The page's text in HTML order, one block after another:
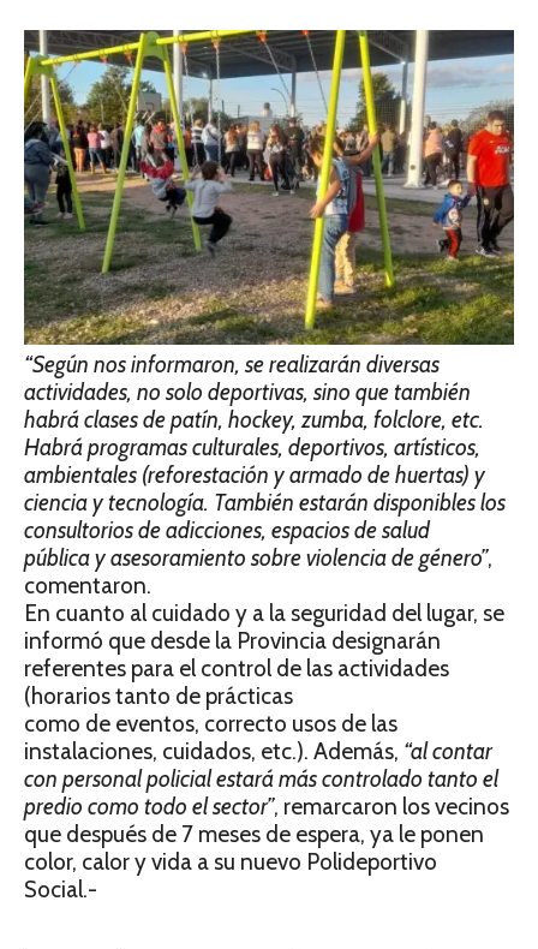
“Según nos informaron, se realizarán diversas
actividades, no solo deportivas, sino que también
habrá clases de patín, hockey, zumba, folclore, etc.
Habrá programas culturales, deportivos, artísticos,
ambientales (reforestación y armado de huertas) y
ciencia y tecnología. También estarán disponibles los
consultorios de adicciones, espacios de salud
pública y asesoramiento sobre violencia de género”,
comentaron.
En cuanto al cuidado y a la seguridad del lugar, se
informó que desde la Provincia designarán
referentes para el control de las actividades
(horarios tanto de prácticas
como de eventos, correcto usos de las
instalaciones, cuidados, etc.). Además, “alcontar
con personal policial estará más controlado tanto el
predio como todo el sector”, remarcaron los vecinos
que después de 7 meses de espera, ya le ponen
color, calor y vida a su nuevo Polideportivo
Social.-